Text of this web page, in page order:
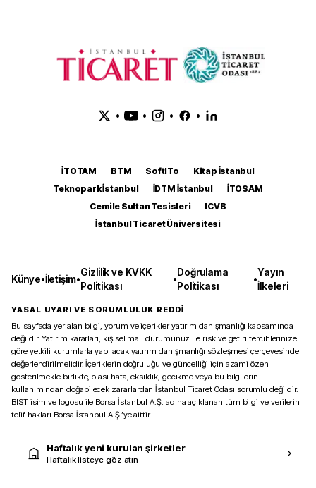
• • • •
İTOTAM BTM SoftITo
Kitap İstanbul
Teknopark İstanbul
İDTM İstanbul
İTOSAM
Cemile Sultan Tesisleri
ICVB
İstanbul Ticaret Üniversitesi
Künye•İletişim•
Gizlilik ve KVKK
Politikası
•
Doğrulama
Politikası
•
Yayın
İlkeleri
YASAL UYARI VE SORUMLULUK REDDİ
Bu sayfada yer alan bilgi, yorum ve içerikler yatırım danışmanlığı kapsamında
değildir. Yatırım kararları, kişisel mali durumunuz ile risk ve getiri tercihlerinize
göre yetkili kurumlarla yapılacak yatırım danışmanlığı sözleşmesi çerçevesinde
değerlendirilmelidir. İçeriklerin doğruluğu ve güncelliği için azami özen
gösterilmekle birlikte, olası hata, eksiklik, gecikme veya bu bilgilerin
kullanımından doğabilecek zararlardan İstanbul Ticaret Odası sorumlu değildir.
BIST isim ve logosu ile Borsa İstanbul A.Ş. adına açıklanan tüm bilgi ve verilerin
telif hakları Borsa İstanbul A.Ş.’ye aittir.
Haftalık yeni kurulan şirketler
Haftalık listeye göz atın